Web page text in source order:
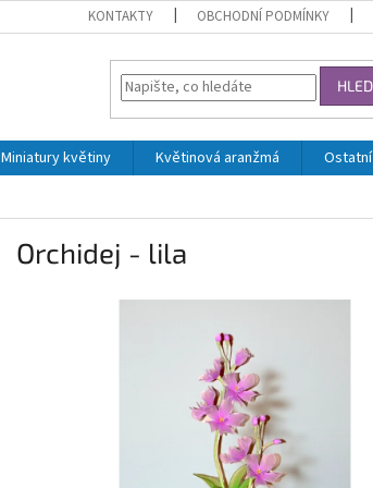
KONTAKTY OBCHODNÍ PODMÍNKY
Miniatury květiny Květinová aranžmá
Orchidej - lila